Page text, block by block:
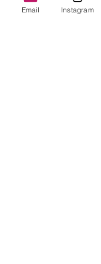
Email Instagram